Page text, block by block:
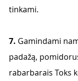
tinkami.
7. Gamindami
padažą,
rabarbarais Toks